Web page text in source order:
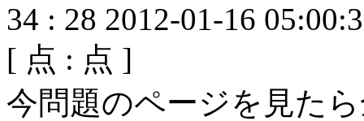
34 : 28 2012-01-16
[ 点 : 点 ]
今問題のページを見た